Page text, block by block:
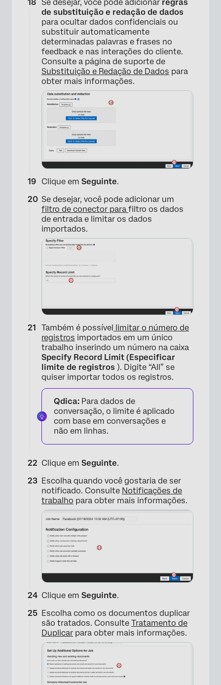
Se desejar, você pode adicionar regras
de substituição e redação de dados
para ocultar dados confidenciais ou
substituir automaticamente
determinadas palavras e frases no
feedback e nas interações do cliente.
Consulte a página de suporte de
Substituição e Redação de Dados para
obter mais informações.
Clique em Seguinte.
Se desejar, você pode adicionar um
filtro de conector para filtro os dados
de entrada e limitar os dados
importados.
×
Também é possível
limitar o número de
registros importados em um único
trabalho inserindo um número na caixa
Specify Record Limit (Especificar
limite de registros ). Digite “All” se
quiser importar todos os registros.
Qdica: ​​Para dados de
conversação, o limite é aplicado
com base em conversações e
não em linhas.
Clique em Seguinte.
Escolha quando você gostaria de ser
notificado. Consulte Notificações de
trabalho para obter mais informações.
Clique em Seguinte.
Escolha como os documentos duplicar
são tratados. Consulte Tratamento de
Duplicar para obter mais informações.